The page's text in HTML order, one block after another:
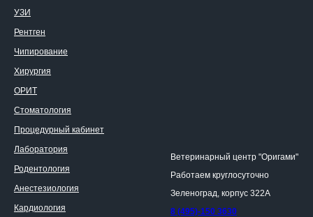
УЗИ
Рентген
Чипирование
Хирургия
ОРИТ
Стоматология
Процедурный кабинет
Лаборатория
Родентология
Анестезиология
Кардиология
Ветеринарный центр "Оригами"
Работаем круглосуточно
Зеленоград, корпус 322А
8 (495)-150 3630